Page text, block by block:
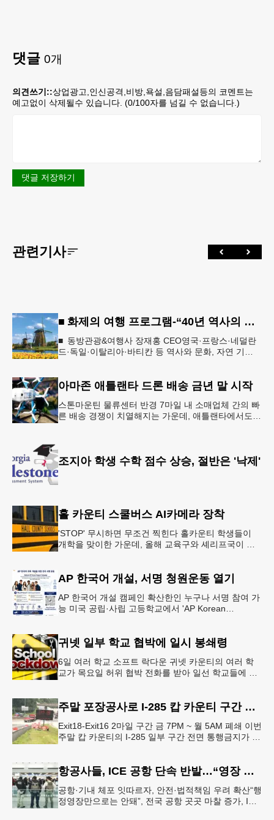
댓글 0개
의견쓰기::상업광고,인신공격,비방,욕설,음담패설등의 코멘트는
예고없이 삭제될수 있습니다. (0/100자를 넘길 수 없습니다.)
댓글 저장하기
관련기사
■ 화제의 여행 프로그램-“40년 역사의 신뢰… 서유럽 8개국 13일 대장정”
■ 동방관광&여행사 장재홍 CEO영국·프랑스·네덜란
드·독일·이탈리아·바티칸 등 역사와 문화, 자연 기
아마존 애틀랜타 드론 배송 금년 말 시작
스톤마운틴 물류센터 반경 7마일 내 소매업체 간의 빠
른 배송 경쟁이 치열해지는 가운데, 애틀랜타에서도
조지아 학생 수학 점수 상승, 절반은 '낙제'
홀 카운티 스쿨버스 AI카메라 장착
'STOP' 무시하면 무조건 찍힌다 홀카운티 학생들이
개학을 맞이한 가운데, 올해 교육구와 셰리프국이 학
AP 한국어 개설, 서명 청원운동 열기
AP 한국어 개설 캠페인 확산한인 누구나 서명 참여 가
능 미국 공립·사립 고등학교에서 'AP Korean
귀넷 일부 학교 협박에 일시 봉쇄령
6일 여러 학교 소프트 락다운 귀넷 카운티의 여러 학
교가 목요일 허위 협박 전화를 받아 일선 학교들에 일
주말 포장공사로 I-285 캅 카운티 구간 통행금지
Exit18-Exit16 2마일 구간 금 7PM ~ 월 5AM 폐쇄 이번
주말 캅 카운티의 I-285 일부 구간 전면 통행금지가 시
항공사들, ICE 공항 단속 반발…“영장 없인 협조 불가”
공항·기내 체포 잇따르자, 안전·법적책임 우려 확산“행
정영장만으로는 안돼”, 전국 공항 곳곳 마찰 증가, ICE